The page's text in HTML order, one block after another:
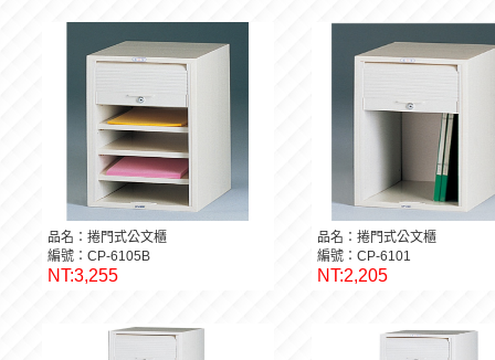
品名：捲門式公文櫃
編號：CP-6105B
NT:3,255
品名：捲門式公文櫃
編號：CP-6101
NT:2,205